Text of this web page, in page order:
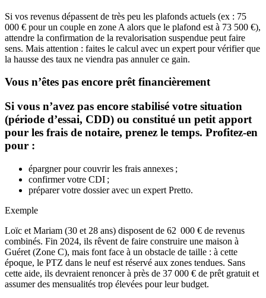
Si vos revenus dépassent de très peu les plafonds actuels (ex : 75
000 € pour un couple en zone A alors que le plafond est à 73 500 €),
attendre la confirmation de la revalorisation suspendue peut faire
sens. Mais attention : faites le calcul avec un expert pour vérifier que
la hausse des taux ne viendra pas annuler ce gain.
Vous n’êtes pas encore prêt financièrement
Si vous n’avez pas encore stabilisé votre situation
(période d’essai, CDD) ou constitué un petit apport
pour les frais de notaire, prenez le temps. Profitez-en
pour :
épargner pour couvrir les frais annexes ;
confirmer votre CDI ;
préparer votre dossier avec un expert Pretto.
Exemple
Loïc et Mariam (30 et 28 ans) disposent de 62 000 € de revenus
combinés. Fin 2024, ils rêvent de faire construire une maison à
Guéret (Zone C), mais font face à un obstacle de taille : à cette
époque, le PTZ dans le neuf est réservé aux zones tendues. Sans
cette aide, ils devraient renoncer à près de 37 000 € de prêt gratuit et
assumer des mensualités trop élevées pour leur budget.